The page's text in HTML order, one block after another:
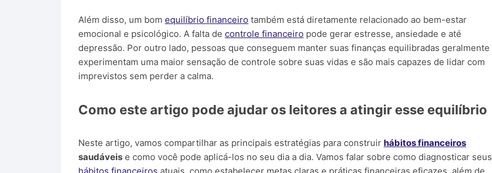
Além disso, um bom equilíbrio financeiro também está diretamente relacionado ao bem-estar
emocional e psicológico. A falta de controle financeiro pode gerar estresse, ansiedade e até
depressão. Por outro lado, pessoas que conseguem manter suas finanças equilibradas geralmente
experimentam uma maior sensação de controle sobre suas vidas e são mais capazes de lidar com
imprevistos sem perder a calma.
Como este artigo pode ajudar os leitores a atingir esse equilíbrio
Neste artigo, vamos compartilhar as principais estratégias para construir hábitos financeiros
saudáveis e como você pode aplicá-los no seu dia a dia. Vamos falar sobre como diagnosticar seus